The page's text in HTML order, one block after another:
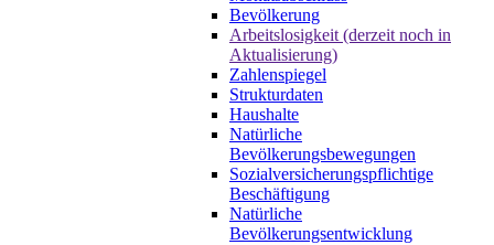
Bevölkerung
Arbeitslosigkeit (derzeit noch in
Aktualisierung)
Zahlenspiegel
Strukturdaten
Haushalte
Natürliche
Bevölkerungsbewegungen
Sozialversicherungspflichtige
Beschäftigung
Natürliche
Bevölkerungsentwicklung